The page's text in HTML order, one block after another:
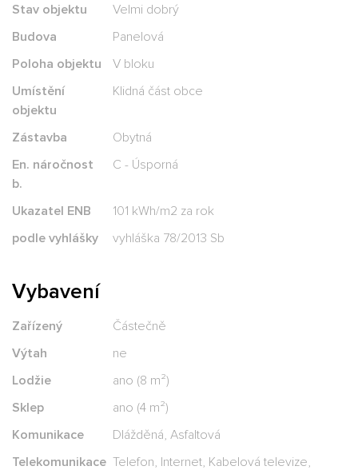
Stav objektu
Velmi dobrý
Budova
Panelová
Poloha objektu
V bloku
Umístění
objektu
Klidná část obce
Zástavba
Obytná
En. náročnost
b.
C - Úsporná
Ukazatel ENB
101 kWh/m2 za rok
podle vyhlášky
vyhláška 78/2013 Sb
Vybavení
Zařízený
Částečně
Výtah
ne
Lodžie
ano (8 m²)
Sklep
ano (4 m²)
Komunikace
Dlážděná, Asfaltová
Telekomunikace Telefon, Internet, Kabelová televize,